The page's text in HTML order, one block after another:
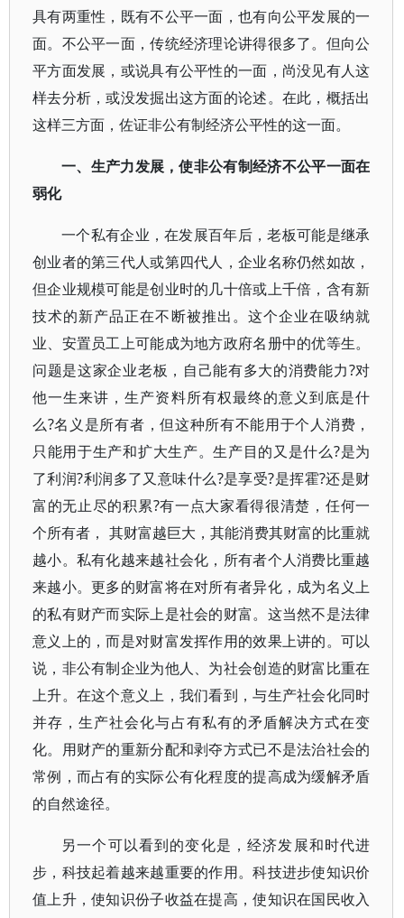
具有两重性，既有不公平一面，也有向公平发展的一
面。不公平一面，传统经济理论讲得很多了。但向公
平方面发展，或说具有公平性的一面，尚没见有人这
样去分析，或没发掘出这方面的论述。在此，概括出
这样三方面，佐证非公有制经济公平性的这一面。
一、生产力发展，使非公有制经济不公平一面在
弱化
一个私有企业，在发展百年后，老板可能是继承
创业者的第三代人或第四代人，企业名称仍然如故，
但企业规模可能是创业时的几十倍或上千倍，含有新
技术的新产品正在不断被推出。这个企业在吸纳就
业、安置员工上可能成为地方政府名册中的优等生。
问题是这家企业老板，自己能有多大的消费能力?对
他一生来讲，生产资料所有权最终的意义到底是什
么?名义是所有者，但这种所有不能用于个人消费，
只能用于生产和扩大生产。生产目的又是什么?是为
了利润?利润多了又意味什么?是享受?是挥霍?还是财
富的无止尽的积累?有一点大家看得很清楚，任何一
个所有者， 其财富越巨大，其能消费其财富的比重就
越小。私有化越来越社会化，所有者个人消费比重越
来越小。更多的财富将在对所有者异化，成为名义上
的私有财产而实际上是社会的财富。这当然不是法律
意义上的，而是对财富发挥作用的效果上讲的。可以
说，非公有制企业为他人、为社会创造的财富比重在
上升。在这个意义上，我们看到，与生产社会化同时
并存，生产社会化与占有私有的矛盾解决方式在变
化。用财产的重新分配和剥夺方式已不是法治社会的
常例，而占有的实际公有化程度的提高成为缓解矛盾
的自然途径。
另一个可以看到的变化是，经济发展和时代进
步，科技起着越来越重要的作用。科技进步使知识价
值上升，使知识份子收益在提高，使知识在国民收入